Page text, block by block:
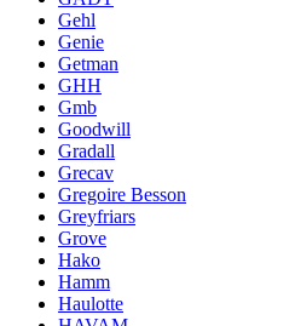
Gehl
Genie
Getman
GHH
Gmb
Goodwill
Gradall
Grecav
Gregoire Besson
Greyfriars
Grove
Hako
Hamm
Haulotte